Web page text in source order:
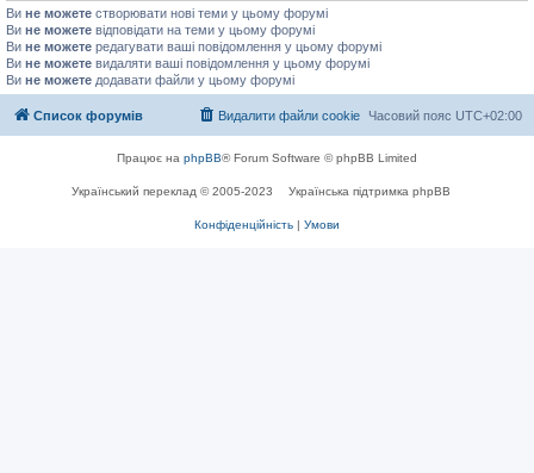
Ви не можете створювати нові теми у цьому форумі
Ви не можете відповідати на теми у цьому форумі
Ви не можете редагувати ваші повідомлення у цьому форумі
Ви не можете видаляти ваші повідомлення у цьому форумі
Ви не можете додавати файли у цьому форумі
Список форумів Часовий пояс UTC+02:00
Видалити файли cookie
Працює на phpBB® Forum Software © phpBB Limited
Український переклад © 2005-2023 Українська підтримка phpBB
Конфіденційність | Умови